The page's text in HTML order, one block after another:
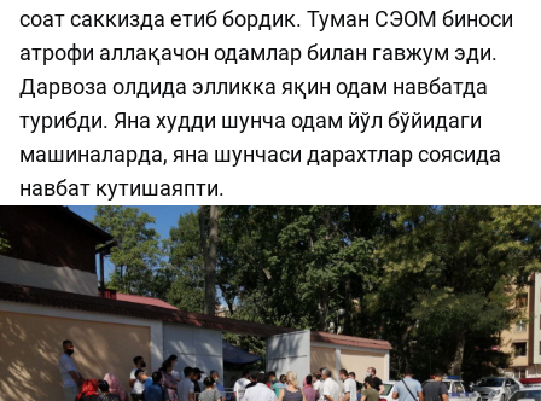
соат саккизда етиб бордик. Туман СЭОМ биноси
атрофи аллақачон одамлар билан гавжум эди.
Дарвоза олдида элликка яқин одам навбатда
турибди. Яна худди шунча одам йўл бўйидаги
машиналарда, яна шунчаси дарахтлар соясида
навбат кутишаяпти.